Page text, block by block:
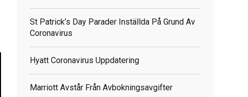
St Patrick’s Day Parader Inställda På Grund Av
Coronavirus
Hyatt Coronavirus Uppdatering
Marriott Avstår Från Avbokningsavgifter